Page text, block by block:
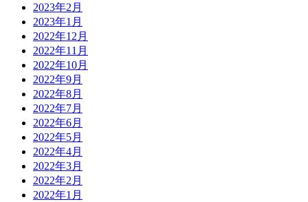
2023年2月
2023年1月
2022年12月
2022年11月
2022年10月
2022年9月
2022年8月
2022年7月
2022年6月
2022年5月
2022年4月
2022年3月
2022年2月
2022年1月